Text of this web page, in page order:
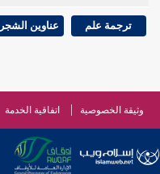
ترجمة علم عناوين
وثيقة الخصوصية اتفاقية الخدمة